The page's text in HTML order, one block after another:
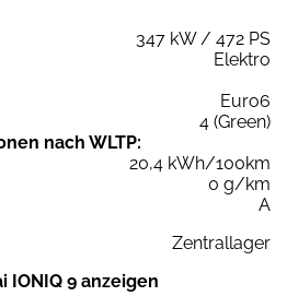
347 kW / 472 PS
Elektro
Euro6
4 (Green)
nach WLTP:
20,4 kWh/100km
0 g/km
A
Zentrallager
IONIQ 9 anzeigen